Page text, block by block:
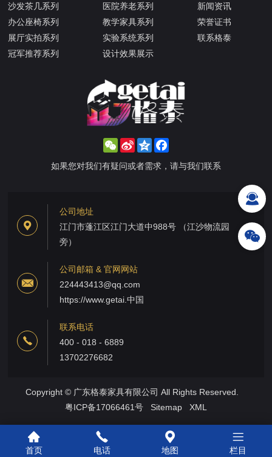
沙发茶几系列
办公座椅系列
展厅实拍系列
冠军推荐系列
医院养老系列
教学家具系列
实验系统系列
设计效果展示
新闻资讯
荣誉证书
联系格泰
WeChat
Sina
Weibo
Qzone
如果您对我们有疑问或者需求，请与我们联系
公司地址
江门市蓬江区江门大道中988号 （江沙物流园
旁）
公司邮箱 & 官网网站
224443413@qq.com
https://www.getai.中国
联系电话
400 - 018 - 6889
13702276682
Copyright © 广东格泰家具有限公司 All Rights Reserved.
粤ICP备17066461号
Sitemap XML
首页 电话 地图 栏目